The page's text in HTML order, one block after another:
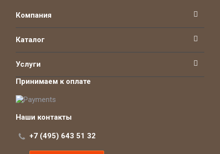
Компания
Каталог
Услуги
Принимаем к оплате
Наши контакты
+7 (495) 643 51 32